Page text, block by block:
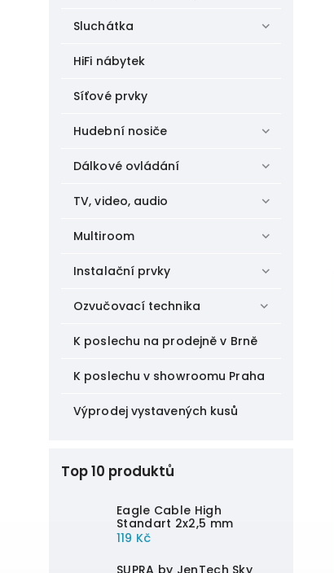
Sluchátka
HiFi nábytek
Síťové prvky
Hudební nosiče
Dálkové ovládání
TV, video, audio
Multiroom
Instalační prvky
Ozvučovací technika
K poslechu na prodejně v Brně
K poslechu v showroomu Praha
Výprodej vystavených kusů
Top 10 produktů
Eagle Cable High
Standart 2x2,5 mm
119 Kč
SUPRA by JenTech Sky